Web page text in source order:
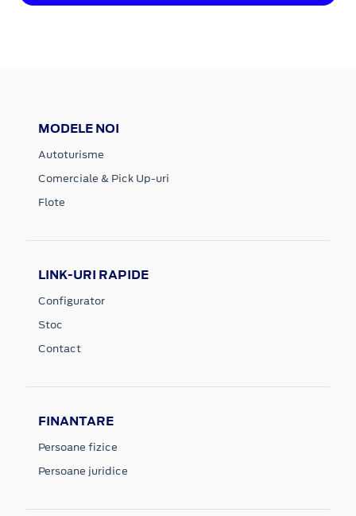
MODELE NOI
Autoturisme
Comerciale & Pick Up-uri
Flote
LINK-URI RAPIDE
Configurator
Stoc
Contact
FINANTARE
Persoane fizice
Persoane juridice